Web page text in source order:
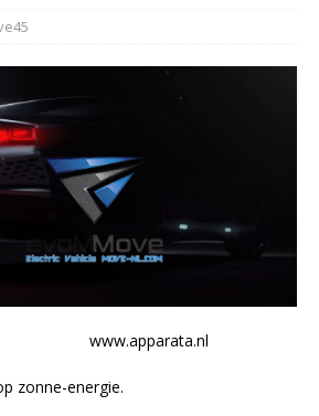
www.apparata.nl
zonne-energie.